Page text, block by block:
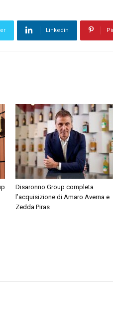
Linkedin
Disaronno Group completa
l’acquisizione di Amaro Averna e
Zedda Piras